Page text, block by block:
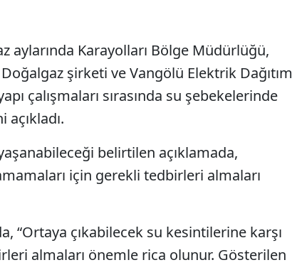
aylarında Karayolları Bölge Müdürlüğü,
şirketi ve Vangölü Elektrik Dağıtım
çalışmaları sırasında su şebekelerinde
belirtilen açıklamada,
için gerekli tedbirleri almaları
“Ortaya çıkabilecek su kesintilerine karşı
almaları önemle rica olunur. Gösterilen